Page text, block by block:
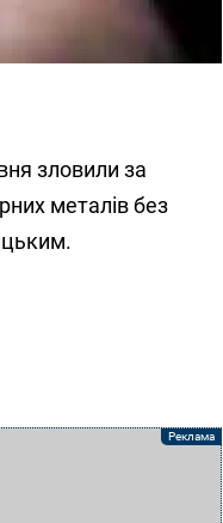
зловили за
металiв без